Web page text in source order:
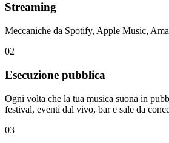
Streaming
Meccaniche da Spotify, Apple Music,
02
Esecuzione pubblica
Ogni volta che la tua musica suona in
festival, eventi dal vivo, bar e sale da
03